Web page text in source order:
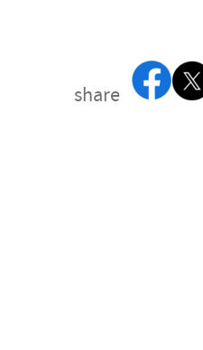
share